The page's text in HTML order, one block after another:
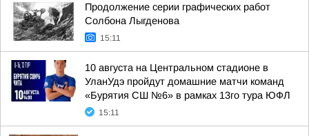
Продолжение серии графических работ
Солбона Лыгденова
15:11
10 августа на Центральном стадионе в
УланУдэ пройдут домашние матчи команд
«Бурятия СШ №6» в рамках 13го тура ЮФЛ
15:11